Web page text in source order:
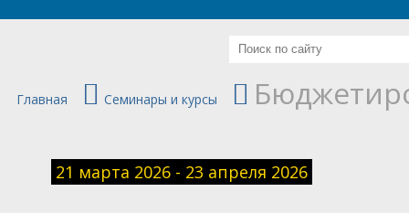
Главная Семинары и курсы
21 марта 2026 - 23 апреля 2026